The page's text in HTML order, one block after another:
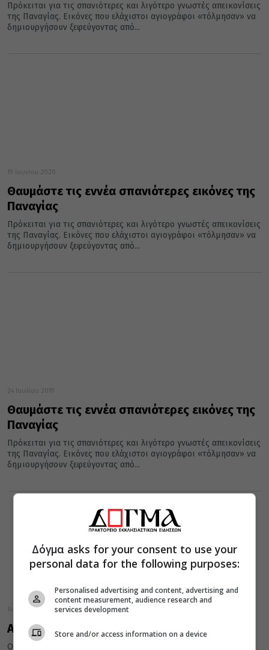
Πρόκειται για τις σπανιότερες και λιγότερο γνωστές απεικονίσεις
της Παναγίας. Εικόνες που ελάχιστοι αγιογράφοι «τόλμησαν» να
δημιουργήσουν ξεφεύγοντας από...
19 Ιουνίου 2020
Θαυμάστε τις εννέα σπανιότερες εικόνες της
Παναγίας
Πρόκειται για τις σπανιότερες και λιγότερο γνωστές απεικονίσεις
της Παναγίας. Εικόνες που ελάχιστοι αγιογράφοι «τόλμησαν» να
δημιουργήσουν ξεφεύγοντας από...
24 Ιουλίου 2019
Θαυμάστε τις εννέα σπανιότερες εικόνες της
Παναγίας
Πρόκειται για τις σπανιότερες και λιγότερο γνωστές απεικονίσεις
της Παναγίας. Εικόνες που ελάχιστοι αγιογράφοι «τόλμησαν» να
δημιουργήσουν ξεφεύγοντας από...
14 Αυγούστου 2018
Αυτή είναι η πιο σπανια εικόνα της Παναγίας!
Οι αγιογράφοι έχουν απεικονίσει πλείστες όσες μορφές της
Δόγμα asks for your consent to use your
personal data for the following purposes:
Personalised advertising and content, advertising and
content measurement, audience research and
services development
Store and/or access information on a device